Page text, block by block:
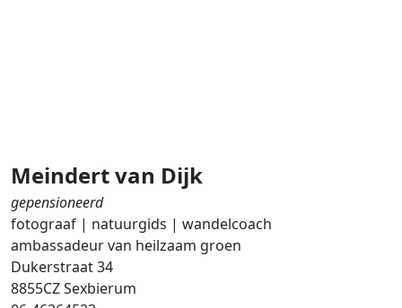
Meindert van Dijk
gepensioneerd
fotograaf | natuurgids | wandelcoach
ambassadeur van heilzaam groen
Dukerstraat 34
8855CZ Sexbierum